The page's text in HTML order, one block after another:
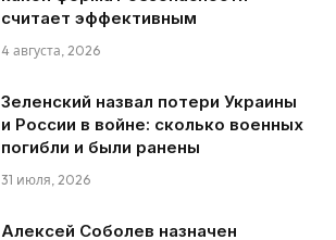
считает эффективным
4 августа, 2026
Зеленский назвал потери Украины
и России в войне: сколько военных
погибли и были ранены
31 июля, 2026
Алексей Соболев назначен